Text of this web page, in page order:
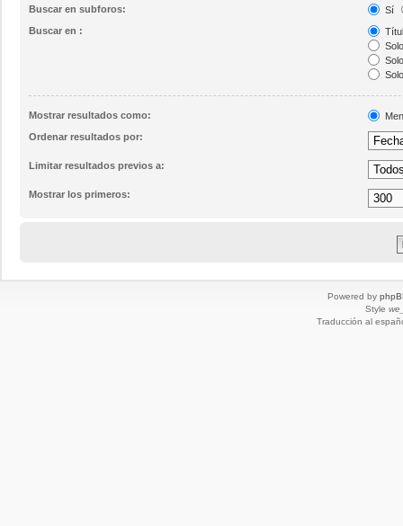
Buscar en subforos:
Sí
Buscar en :
Mostrar resultados como:
Ordenar resultados por:
Limitar resultados previos a:
Mostrar los primeros:
Powered by
Style
Traducción al